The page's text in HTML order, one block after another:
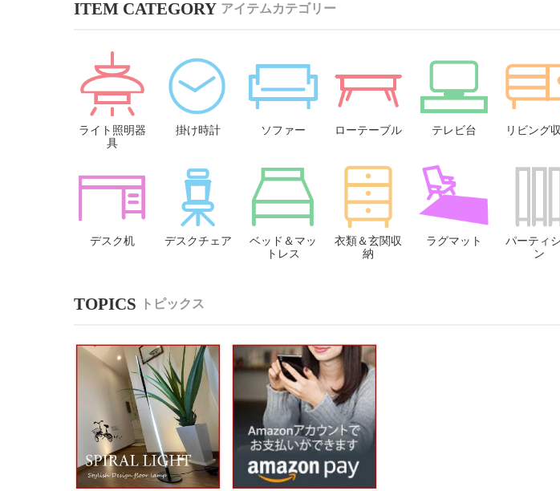
アイテムカテゴリー
ライト照明器
具
掛け時計 ソファー ローテーブル テレビ台 リビング
デスク机 デスクチェア
ベッド＆マッ
トレス
衣類＆玄関収
納
ラグマット
パーティ
ン
トピックス